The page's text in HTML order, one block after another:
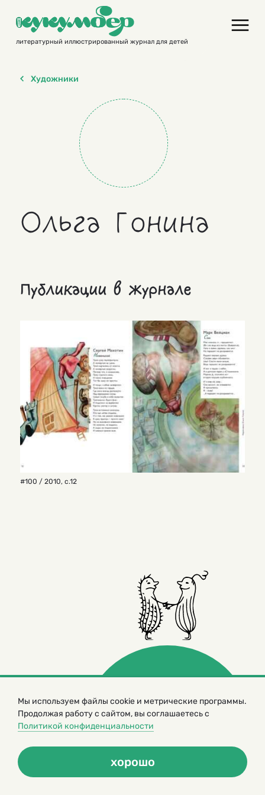
contentлитературный иллюстрированный журнал для детей
Художники
Ольга Гонина
Публикации в журнале
#100 / 2010, с.12
© 2000 – 2026. Кукумбер. Литературный иллюстрированный
журнал для детей
Копирование материалов возможно только с разрешения редакторов
Политика конфиденциальности
Мы используем файлы cookie и метрические программы.
Продолжая работу с сайтом, вы соглашаетесь с
Политикой конфиденциальности
хорошо